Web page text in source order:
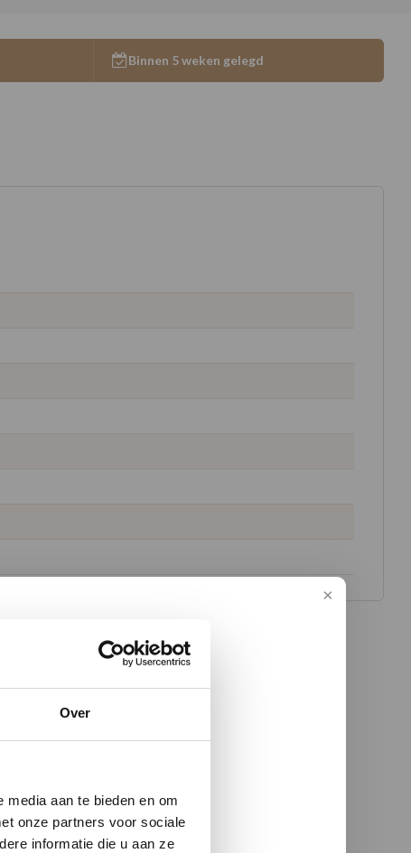
Over
aan te bieden en om
onze partners voor sociale
informatie die u aan ze
Binnen 5 weken gelegd